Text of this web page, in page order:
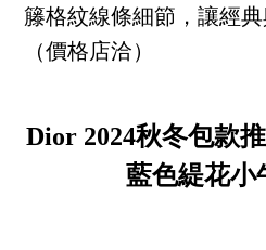
籐格紋線條細節，讓經典
（價格店洽）
Dior 2024秋冬包款
藍色緹花小